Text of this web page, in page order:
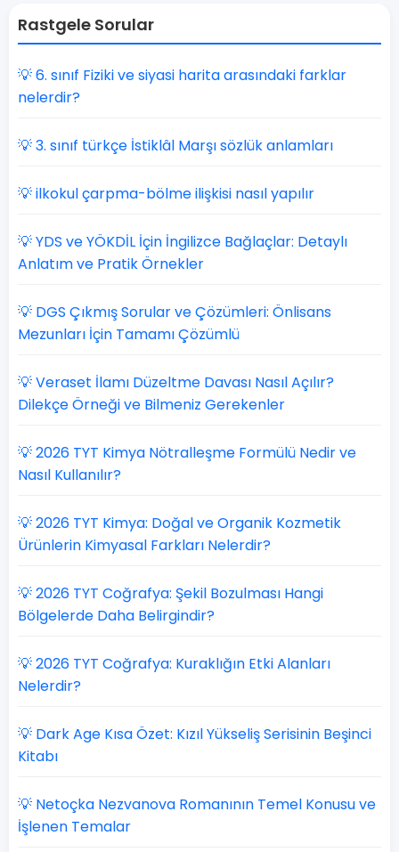
Rastgele Sorular
💡 6. sınıf Fiziki ve siyasi harita arasındaki farklar
nelerdir?
💡 3. sınıf türkçe İstiklâl Marşı sözlük anlamları
💡 ilkokul çarpma-bölme ilişkisi nasıl yapılır
💡 YDS ve YÖKDİL İçin İngilizce Bağlaçlar: Detaylı
Anlatım ve Pratik Örnekler
💡 DGS Çıkmış Sorular ve Çözümleri: Önlisans
Mezunları İçin Tamamı Çözümlü
💡 Veraset İlamı Düzeltme Davası Nasıl Açılır?
Dilekçe Örneği ve Bilmeniz Gerekenler
💡 2026 TYT Kimya Nötralleşme Formülü Nedir ve
Nasıl Kullanılır?
💡 2026 TYT Kimya: Doğal ve Organik Kozmetik
Ürünlerin Kimyasal Farkları Nelerdir?
💡 2026 TYT Coğrafya: Şekil Bozulması Hangi
Bölgelerde Daha Belirgindir?
💡 2026 TYT Coğrafya: Kuraklığın Etki Alanları
Nelerdir?
💡 Dark Age Kısa Özet: Kızıl Yükseliş Serisinin Beşinci
Kitabı
💡 Netoçka Nezvanova Romanının Temel Konusu ve
İşlenen Temalar